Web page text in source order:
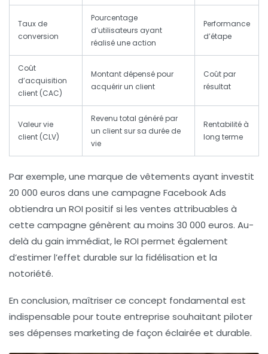
Taux de
conversion
Pourcentage
d’utilisateurs ayant
réalisé une action
Performance
d’étape
Coût
d’acquisition
client (CAC)
Montant dépensé pour
acquérir un client
Coût par
résultat
Valeur vie
client (CLV)
Revenu total généré par
un client sur sa durée de
vie
Rentabilité à
long terme
Par exemple, une marque de vêtements ayant investit
20 000 euros dans une campagne Facebook Ads
obtiendra un ROI positif si les ventes attribuables à
cette campagne génèrent au moins 30 000 euros. Au-
delà du gain immédiat, le ROI permet également
d’estimer l’effet durable sur la fidélisation et la
notoriété.
En conclusion, maîtriser ce concept fondamental est
indispensable pour toute entreprise souhaitant piloter
ses dépenses marketing de façon éclairée et durable.